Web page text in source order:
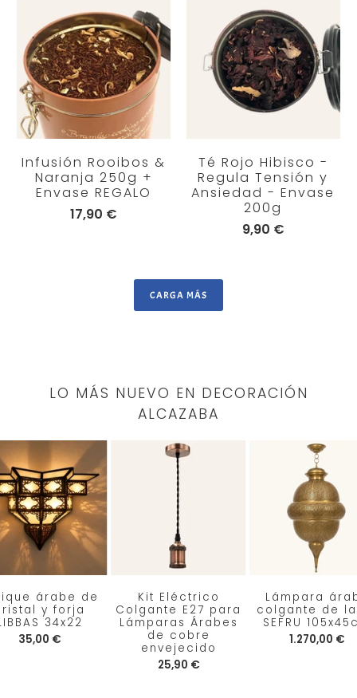
Infusión Rooibos &
Naranja 250g +
Envase REGALO
17,90 €
Té Rojo Hibisco -
Regula Tensión y
Ansiedad - Envase
200g
9,90 €
CARGA MÁS
LO MÁS NUEVO EN DECORACIÓN
ALCAZABA
árabe de
y forja
34x22
35,00 €
Kit Eléctrico
Colgante E27 para
Lámparas Árabes
de cobre
envejecido
25,90 €
Lámpara
colgante de
SEFRU
1.270,00 €